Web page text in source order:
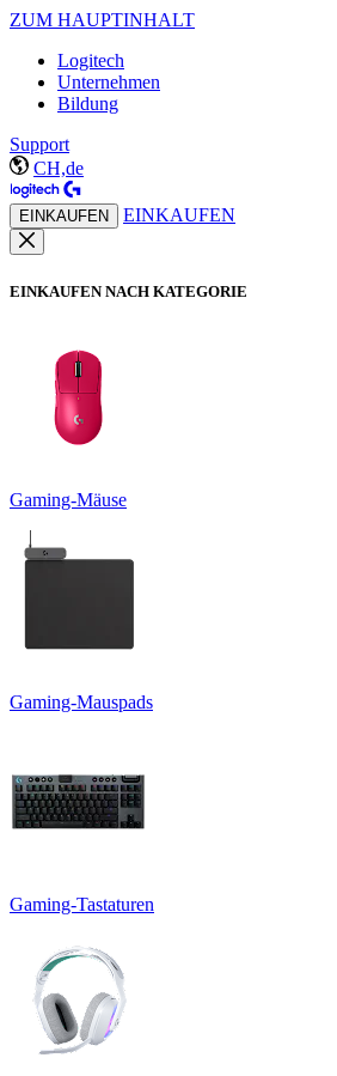
ZUM HAUPTINHALT
Logitech
Unternehmen
Bildung
Support
CH,de
EINKAUFEN EINKAUFEN
EINKAUFEN NACH KATEGORIE
Gaming-Mäuse
Gaming-Mauspads
Gaming-Tastaturen